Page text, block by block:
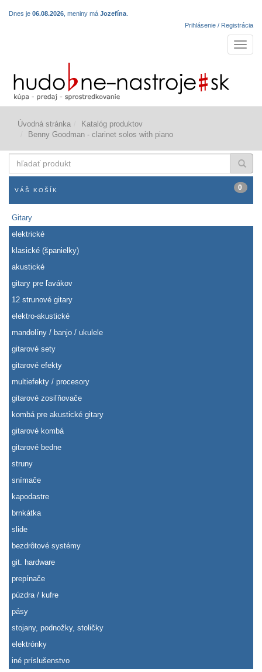
Dnes je 06.08.2026 , meniny má Jozefína
Prihlásenie / Registrácia
Úvodná stránka
Katalóg produktov
Benny Goodman - clarinet solos with piano
produkt
VÁŠ KOŠÍK 0
Gitary
elektrické
klasické (španielky)
akustické
gitary pre ľavákov
12 strunové gitary
elektro-akustické
mandolíny / banjo / ukulele
gitarové sety
gitarové efekty
multiefekty / procesory
gitarové zosiľňovače
kombá pre akustické gitary
gitarové kombá
gitarové bedne
struny
snímače
kapodastre
brnkátka
slide
bezdrôtové systémy
git. hardware
prepínače
púzdra / kufre
pásy
stojany, podnožky, stoličky
elektrónky
iné príslušenstvo